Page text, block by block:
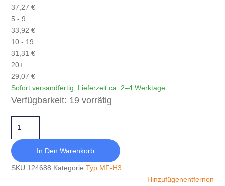
Hinzufügenentfernen
37,27€
5 - 9
33,92€
10 - 19
31,31€
20+
29,07€
Sofort versandfertig, Lieferzeit ca. 2–4 Werktage
Verfügbarkeit: 19 vorrätig
MF-H3-062X030-M10-NR40 Menge
In Den Warenkorb
SKU 124688 Kategorie Typ MF-H3